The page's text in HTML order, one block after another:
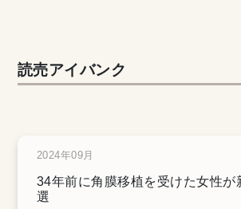
読売アイバンク
2024年09月
34年前に角膜移植を受けた女性が
選